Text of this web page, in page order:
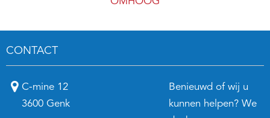
CONTACT
C-mine 12
3600 Genk
Benieuwd of wij u
kunnen helpen? We